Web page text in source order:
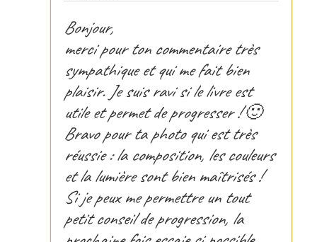
Bonjour,
merci pour ton commentaire très
sympathique et qui me fait bien
plaisir. Je suis ravi si le livre est
utile et permet de progresser ! 🙂
Bravo pour ta photo qui est très
réussie : la composition, les couleurs
et la lumière sont bien maîtrisés !
Si je peux me permettre un tout
petit conseil de progression, la